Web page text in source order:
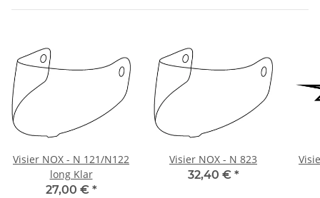
Visier NOX - N 121/N122
long Klar
27,00 € *
Visier NOX - N 823
32,40 € *